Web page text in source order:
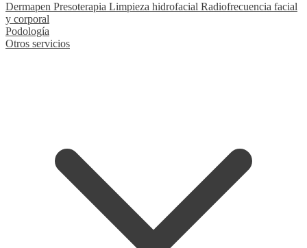
Dermapen Presoterapia Limpieza hidrofacial Radiofrecuencia facial
y corporal
Podología
Otros servicios